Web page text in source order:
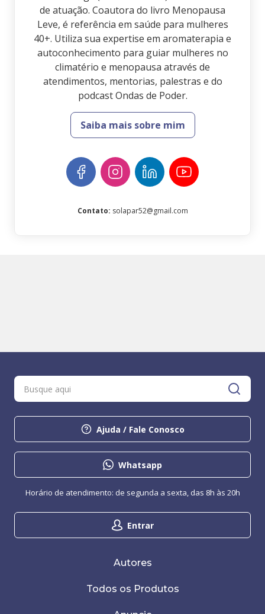
de atuação. Coautora do livro Menopausa
Leve, é referência em saúde para mulheres
40+. Utiliza sua expertise em aromaterapia e
autoconhecimento para guiar mulheres no
climatério e menopausa através de
atendimentos, mentorias, palestras e do
podcast Ondas de Poder.
Saiba mais sobre mim
Contato: solapar52@gmail.com
Ajuda / Fale Conosco
Whatsapp
Entrar
Horário de atendimento: de segunda a sexta, das 8h às 20h
Autores
Todos os Produtos